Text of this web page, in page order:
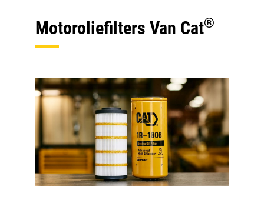
Motoroliefilters Van Cat®